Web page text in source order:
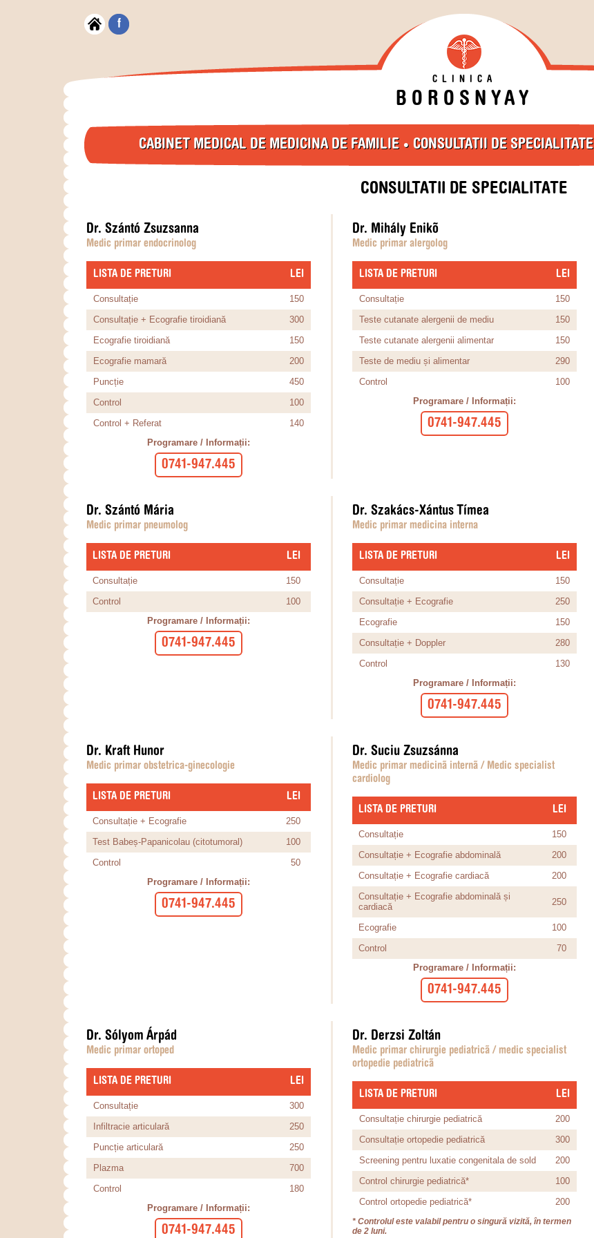
f
CLINICA
BOROSNYAY
CABINET MEDICAL DE MEDICINA DE FAMILIE • CONSULTATII DE SPECIALITATE
CONSULTATII DE SPECIALITATE
Dr. Szántó Zsuzsanna
Medic primar endocrinolog
LISTA DE PRETURI ​LEI
Consultație
150
Consultație + Ecografie tiroidiană
300
Ecografie tiroidiană
150
Ecografie mamară
200
Puncție
450
Control
100
Control + Referat
140
Programare / Informații:
0741-947.445
Dr. Mihály Enikõ
Medic primar alergolog
LISTA DE PRETURI ​LEI
Consultație
150
Teste cutanate alergenii de mediu
150
Teste cutanate alergenii alimentar
150
Teste de mediu și alimentar
290
Control
100
Programare / Informații:
0741-947.445
Dr. Szántó Mária
Medic primar pneumolog
LISTA DE PRETURI ​LEI
Consultație
150
Control
100
Programare / Informații:
0741-947.445
Dr. Szakács-Xántus Tímea
Medic primar medicina interna
LISTA DE PRETURI ​LEI
Consultație
150
Consultație + Ecografie
250
Ecografie
150
Consultație + Doppler
280
Control
130
Programare / Informații:
0741-947.445
Dr. Kraft Hunor
Medic primar obstetrica-ginecologie
LISTA DE PRETURI ​LEI
Consultație + Ecografie
250
Test Babeș-Papanicolau (citotumoral)
100
Control
50
Programare / Informații:
0741-947.445
Dr. Suciu Zsuzsánna
Medic primar medicinã internã / Medic specialist
cardiolog
LISTA DE PRETURI ​LEI
Consultație
150
Consultație + Ecografie abdominală
200
Consultație + Ecografie cardiacă
200
Consultație + Ecografie abdominală și
cardiacă
250
Ecografie
100
Control
70
Programare / Informații:
0741-947.445
Dr. Sólyom Árpád
Medic primar ortoped
LISTA DE PRETURI ​LEI
Consultație
300
Infiltracie articulară
250
Puncție articulară
250
Plazma
700
Control
180
Programare / Informații:
0741-947.445
Dr. Derzsi Zoltán
Medic primar chirurgie pediatricã / medic specialist
ortopedie pediatricã
LISTA DE PRETURI ​LEI
Consultație chirurgie pediatrică
200
Consultație ortopedie pediatrică
300
Screening pentru luxatie congenitala de sold
200
Control chirurgie pediatrică*
100
Control ortopedie pediatrică*
200
* Controlul este valabil pentru o singură vizită, în termen
de 2 luni.